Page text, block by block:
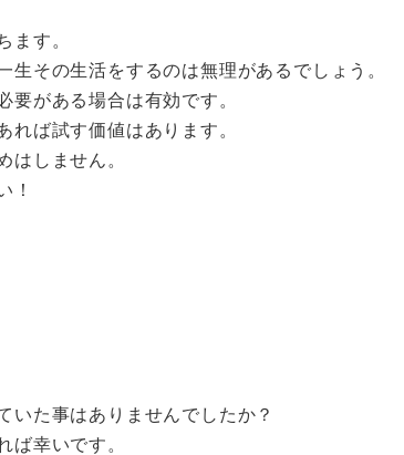
ます。
その生活をするのは無理があるでしょう。
要がある場合は有効です。
れば試す価値はあります。
はしません。
！
いた事はありませんでしたか？
ば幸いです。